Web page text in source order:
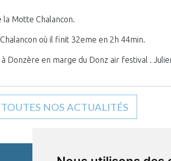
la Motte Chalancon.
où il finit 32eme en 2h 44min.
Donzère en marge du Donz air festival .
NOS ACTUALITÉS